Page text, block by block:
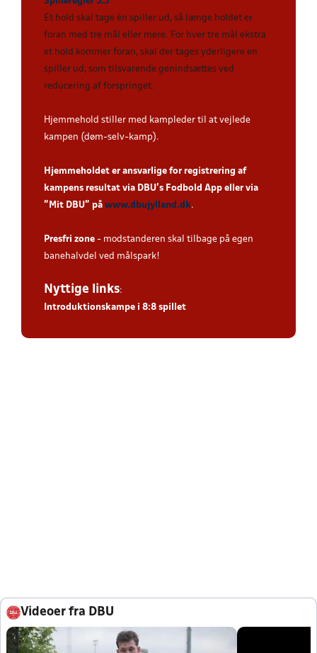
Et hold skal tage én spiller ud, så længe holdet er
foran med tre mål eller mere. For hver tre mål ekstra
et hold kommer foran, skal der tages yderligere en
spiller ud, som tilsvarende genindsættes ved
reducering af forspringet.
Hjemmehold stiller med kampleder til at vejlede
kampen (døm-selv-kamp).
Hjemmeholdet er ansvarlige for registrering af
kampens resultat via DBU’s Fodbold App eller via
”Mit DBU” på www.dbujylland.dk.
Presfri zone - modstanderen skal tilbage på egen
banehalvdel ved målspark!
Nyttige links:
Introduktionskampe i 8:8 spillet
Videoer fra DBU